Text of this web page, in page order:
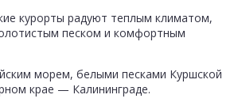
курорты радуют теплым климатом,
песком и комфортным
морем, белыми песками Куршской
крае — Калининграде.